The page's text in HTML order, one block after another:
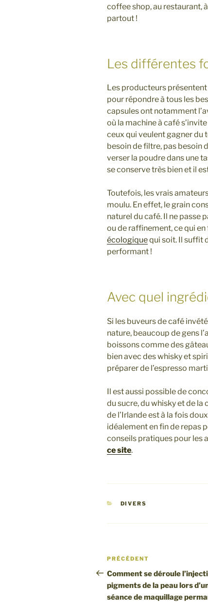
coffee shop, au restaurant,
partout !
Les différentes
Les producteurs
pour répondre à tous les
capsules ont notamment
où la machine à café
ceux qui veulent gagner du
besoin de filtre, pas besoin
verser la poudre dans une
se conserve très bien et il
Toutefois, les vrais
moulu. En effet, le grain
naturel du café. Il ne passe
ou de raffinement, ce qui
écologiquequi soit. Il suffit
performant !
Avec quel
Si les buveurs de café
nature, beaucoup de gens
boissons comme des
bien avec des whisky et
préparer de l’espresso
Il est aussi possible de
du sucre, du whisky et de
de l’Irlande est à la fois
idéalement en fin de repas
conseils pratiques pour les
ce site.
CATÉGORIES
DIVERS
Navigation
de
l’article
Article
précédent
PRÉCÉDENT
Comment se déroule
pigments de la peau lors
séance de maquillage